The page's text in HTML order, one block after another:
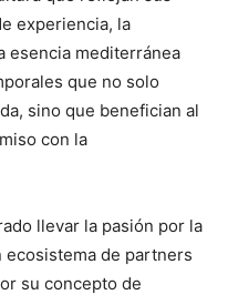
experiencia, la
esencia mediterránea
que no solo
sino que benefician al
con la
llevar la pasión por la
ecosistema de partners
su concepto de